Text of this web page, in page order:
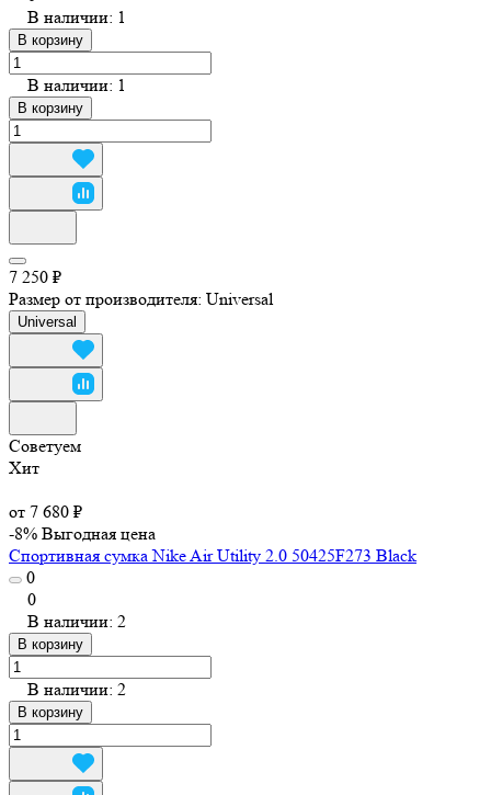
В наличии: 1
В корзину
В наличии: 1
В корзину
7 250 ₽
Размер от производителя: Universal
Universal
Советуем
Хит
от 7 680 ₽
-8% Выгодная цена
Спортивная сумка Nike Air Utility 2.0 50425F273 Black
0
0
В наличии: 2
В корзину
В наличии: 2
В корзину